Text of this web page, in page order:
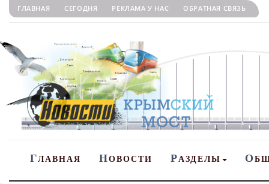
ГЛАВНАЯ СЕГОДНЯ РЕКЛАМА У НАС ОБРАТНАЯ СВЯЗЬ
ГЛАВНАЯ НОВОСТИ РАЗДЕЛЫ О